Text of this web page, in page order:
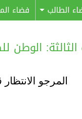
الطالب فضاء
الوطن للصف
المرجو